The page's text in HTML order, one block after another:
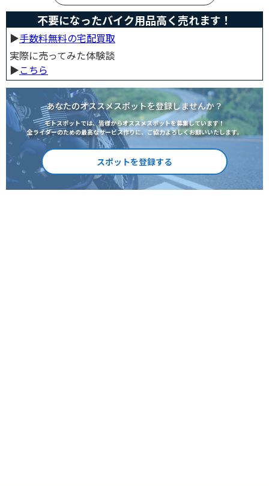
不要になったバイク用品高く売れます！
▶︎手数料無料の宅配買取
実際に売ってみた体験談
▶︎こちら
あなたのオススメスポットを登録しませんか？
モトスポットでは、皆様からオススメスポットを募集しています！
全ライダーのための最高なサービス作りに、ご協力よろしくお願いいたします。
スポットを登録する